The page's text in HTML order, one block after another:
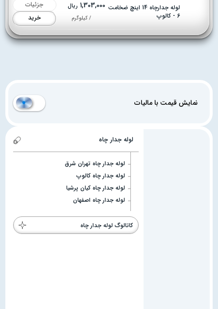
نمایش قیمت با مالیات
لوله جدار چاه
لوله جدار چاه تهران شرق
لوله جدار چاه کالوپ
لوله جدار چاه کیان پرشیا
لوله جدار چاه اصفهان
کاتالوگ لوله جدار چاه
لوله جدارچاه 14 اینچ ضخامت
6 - کالوپ
1,303,000 ریال
/ کیلوگرم
جزئیات
خرید